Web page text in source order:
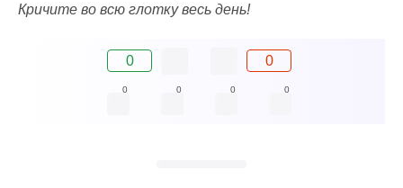
Кричите во всю глотку весь день!
0 0
0 0 0 0